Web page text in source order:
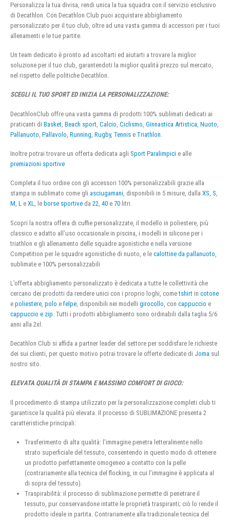
Personalizza la tua divisa, rendi unica la tua squadra con il servizio esclusivo
di Decathlon. Con Decathlon Club puoi acquistare abbigliamento
personalizzato per il tuo club, oltre ad una vasta gamma di accessori per i tuoi
allenamenti e le tue partite.
Un team dedicato è pronto ad ascoltarti ed aiutarti a trovare la miglior
soluzione per il tuo club, garantendoti la miglior qualità prezzo sul mercato,
nel rispetto delle politiche Decathlon.
SCEGLI IL TUO SPORT ED INIZIA LA PERSONALIZZAZIONE:
DecathlonClub offre una vasta gamma di prodotti 100% sublimati dedicati ai
praticanti di Basket Beach sport Calcio Ciclismo Ginnastica Artistica Nuoto
Pallanuoto Pallavolo Running Rugby, Tennis e Triathlon
Inoltre potrai trovare un offerta dedicata agli Sport Paralimpici e alle
premiazioni sportive
Completa il tuo ordine con gli accessori 100% personalizzabili grazie alla
stampa in sublimato come gli asciugamani, disponibili in 5 misure, dalla XS, S,
M, L e XL, le borse sportive da 22, 40 e 70 litri.
Scopri la nostra offera di cuffie personalizzate, il modello in poliestere, più
classico e adatto all’uso occasionale in piscina, i modelli in silicone per i
triathlon e gli allenamento delle squadre agonistiche e nella versione
Competition per le squadre agonistiche di nuoto, e le calottine da pallanuoto
sublimate e 100% personalizzabili
L’offerta abbigliamento personalizzato è dedicata a tutte le collettività che
cercano dei prodotti da rendere unici con i proprio loghi, cometshirt in cotone
e poliestere polo e felpe , disponibili nei modelli girocollo , con cappuccio e
cappuccio e zip . Tutti i prodotti abbigliamento sono ordinabili dalla taglia 5/6
anni alla 2xl.
Decathlon Club si affida a partner leader del settore per soddisfare le richieste
dei sui clienti, per questo motivo potrai trovare le offerte dedicate di Joma sul
nostro sito.
ELEVATA QUALITÀ DI STAMPA E MASSIMO COMFORT DI GIOCO:
Il procedimento di stampa utilizzato per la personalizzazione completi club ti
garantisce la qualità più elevata. Il processo di SUBLIMAZIONE presenta 2
caratteristiche principali:
Trasferimento di alta qualità: l’immagine penetra letteralmente nello
strato superficiale del tessuto, consentendo in questo modo di ottenere
un prodotto perfettamente omogeneo a contatto con la pelle
(contrariamente alla tecnica del flocking, in cui l’immagine è applicata al
di sopra del tessuto).
Traspirabilità: il processo di sublimazione permette di penetrare il
tessuto, pur conservandone intatte le proprietà traspiranti; ciò lo rende il
prodotto ideale in partita. Contrariamente alla tradizionale tecnica del